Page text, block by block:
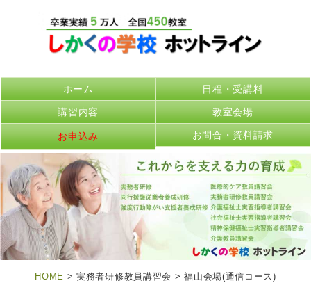
ホーム 日程・受講料
講習内容 教室会場
お申込み お問合・資料請求
HOME > 実務者研修教員講習会 > 福山会場(通信コース)